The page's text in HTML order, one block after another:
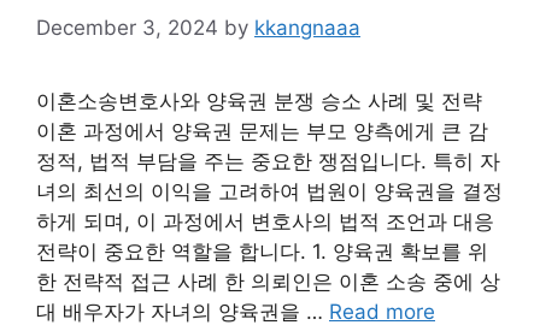
December 3, 2024 by kkangnaaa
이혼소송변호사와 양육권 분쟁 승소 사례 및 전략
이혼 과정에서 양육권 문제는 부모 양측에게 큰 감
정적, 법적 부담을 주는 중요한 쟁점입니다. 특히 자
녀의 최선의 이익을 고려하여 법원이 양육권을 결정
하게 되며, 이 과정에서 변호사의 법적 조언과 대응
전략이 중요한 역할을 합니다. 1. 양육권 확보를 위
한 전략적 접근 사례 한 의뢰인은 이혼 소송 중에 상
대 배우자가 자녀의 양육권을 … Read more